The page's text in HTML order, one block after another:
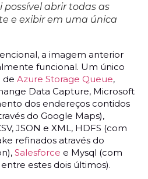
possível abrir todas as
e exibir em uma única
a imagem anterior
funcional. Um único
de Azure Storage Queue,
Data Capture, Microsoft
dos endereços contidos
do Google Maps),
JSON e XML, HDFS (com
refinados através do
Salesforce e Mysql (com
entre estes dois últimos).